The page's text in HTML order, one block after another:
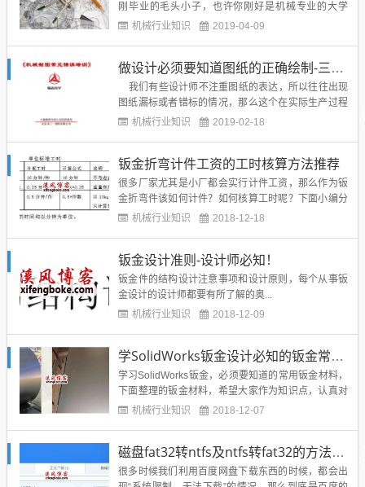
刚毕业的毛头小子，也许你刚好是机械专业的大学
生，这篇文章是一位资深机械设计师难得的工作经验
解的周边知识以及所要具备的观察视...
机械行业知识 2019-04-09
做设计必须要知道图纸的正确绘制-三一大企业内部常见图纸错误培训-溪风推荐
我们有些设计师不注重图纸的表达，所以往往出现
图纸漏标或者错标的情况，那么这个在实际生产过程
中其实危害是很大的，轻则零件二次加工，重则零件
博友们分享一套非常不错的图纸常见错误培训的P...
机械行业知识 2019-02-18
钣金折弯计件工资的工时核算方法推荐
很多厂家尤其是小厂都会实行计件工资，那么作为钣
金折弯件该如何计件？如何核算工时呢？下面小编分
享的一份不错的钣金折弯工时的计算方式，大家可以
弯加工所发生的人工工时。1.2 折弯工时由准备工
时、操作工时和辅...
机械行业知识 2018-12-18
钣金设计准则-设计师必知！
钣金件的结构设计注意事项和设计原则，每个从事钣
金设计的设计师都要有所了解的奥...
机械行业知识 2018-12-09
学SolidWorks钣金设计必知的钣金常用材料及性能
学习SolidWorks钣金，必须要知道的常用钣金材料，
下面整理的钣金材料，希望大家作为知识点，认真对
待：品名：不锈钢板 代号：SUS，STAINLESS STE
机械行业知识 2018-12-07
磁盘fat32转ntfs及ntfs转fat32的方法-亲测可用
很多时候我们利用百度网盘下载东西的时候，都会出